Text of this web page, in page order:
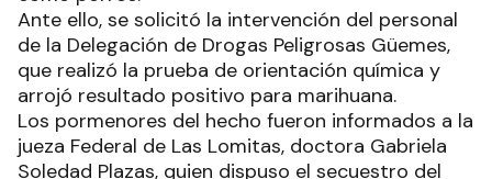
Ante ello, se solicitó la intervención del personal
de la Delegación de Drogas Peligrosas Güemes,
que realizó la prueba de orientación química y
arrojó resultado positivo para marihuana.
Los pormenores del hecho fueron informados a la
jueza Federal de Las Lomitas, doctora Gabriela
Soledad Plazas, quien dispuso el secuestro del